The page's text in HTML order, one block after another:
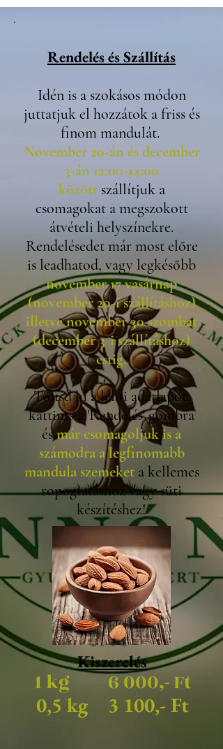
Rendelés és Szállítás
Idén is a szokásos módon
juttatjuk el hozzátok a friss és
finom mandulát.
November 20-án és december
3-án 12:00-14:00
közöttszállítjuk a
csomagokat a megszokott
átvételi helyszínekre.
Rendelésedet már most előre
is leadhatod, vagy legkésőbb
november 17 vasárnap
(november 20-i szállításhoz)
illetve november 30 szombat
(december 3-i szállításhoz)
estig.
Töltsd ki a lenti adatlapot,
kattints a 'Rendelés' gombra
ésmár csomagoljuk is a
számodra a legfinomabb
mandula szemeketa kellemes
ropogtatáshoz vagy süti
készítéshez!
Kiszerelés
1 kg 6 000,- Ft
0,5 kg 3 100,- Ft